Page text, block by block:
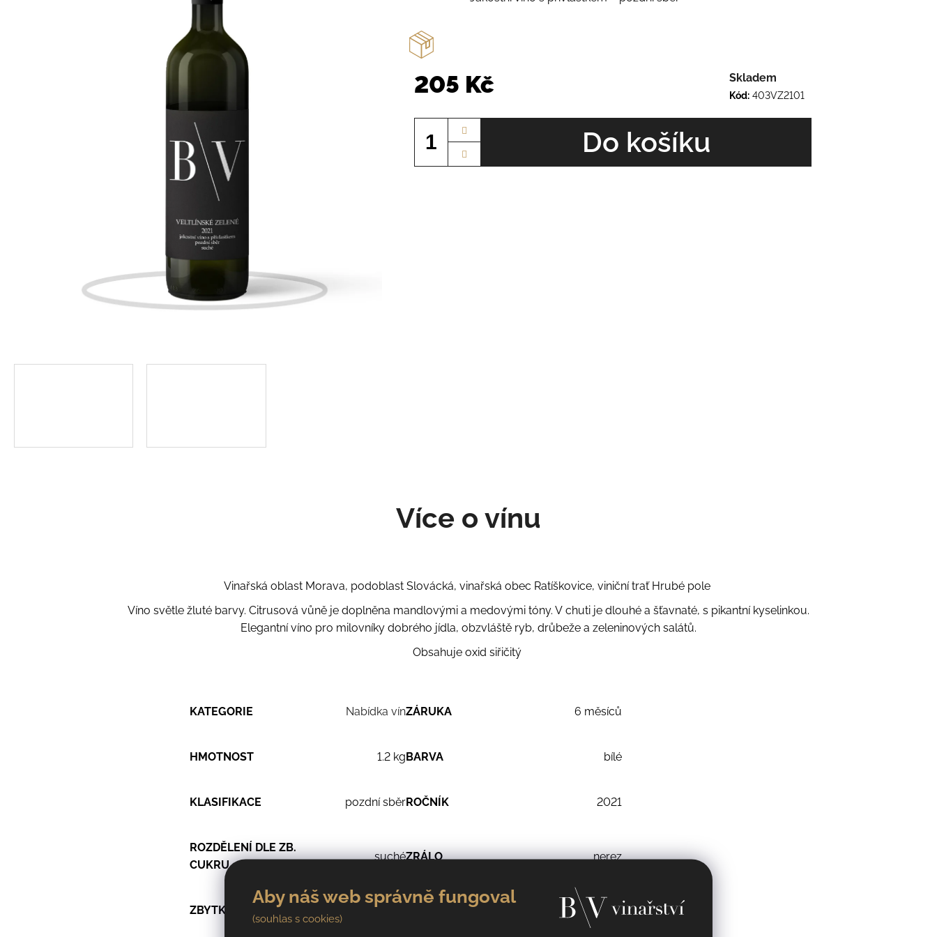
Aby náš web správně fungoval
(souhlas s cookies)
205 Kč Skladem
Kód: 403VZ2101
Do košíku
Více o vínu
Vinařská oblast Morava, podoblast Slovácká, vinařská obec Ratíškovice, viniční trať Hrubé pole
Víno světle žluté barvy. Citrusová vůně je doplněna mandlovými a medovými tóny. V chuti je dlouhé a šťavnaté, s pikantní kyselinkou.
Elegantní víno pro milovníky dobrého jídla, obzvláště ryb, drůbeže a zeleninových salátů.
Obsahuje oxid siřičitý
KATEGORIE Nabídka vínZÁRUKA 6 měsíců
HMOTNOST 1.2 kg BARVA bílé
KLASIFIKACE pozdní sběrROČNÍK 2021
ROZDĚLENÍ DLE ZB.
CUKRU
suchéZRÁLO nerez
ZBYTKOVÝ CUKR 0,9 g/l OBSAH KYSELIN 6,6 g/l